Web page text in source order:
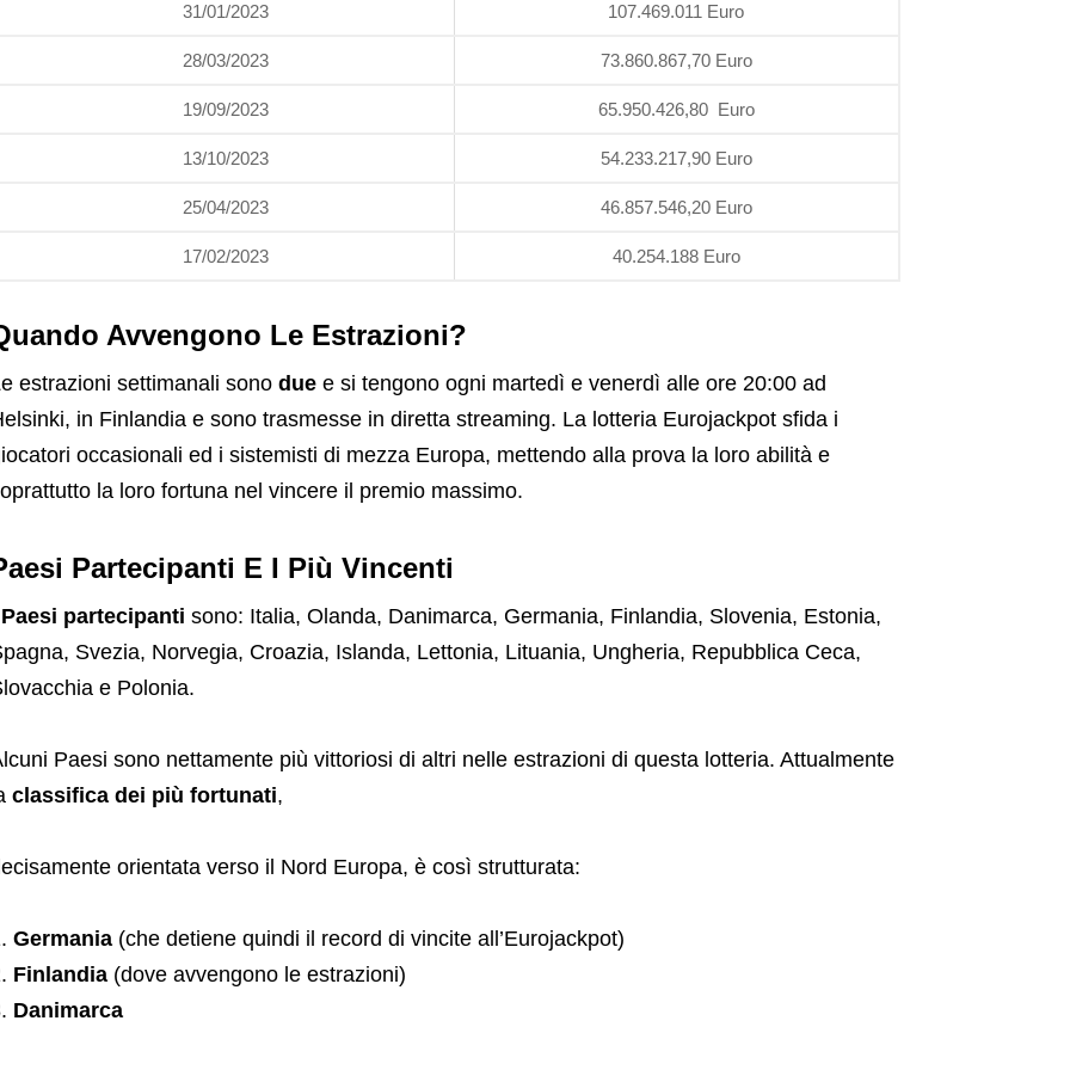
31/01/2023 107.469.011 Euro
28/03/2023 73.860.867,70 Euro
19/09/2023 65.950.426,80 Euro
13/10/2023 54.233.217,90 Euro
25/04/2023 46.857.546,20 Euro
17/02/2023 40.254.188 Euro
Avvengono Le Estrazioni?
estrazioni settimanali sono duee si tengono ogni martedì e venerdì alle ore 20:00 ad
in Finlandia e sono trasmesse in diretta streaming. La lotteria Eurojackpot sfida i
occasionali ed i sistemisti di mezza Europa, mettendo alla prova la loro abilità e
la loro fortuna nel vincere il premio massimo.
Partecipanti E I Più Vincenti
Paesi partecipanti sono: Italia, Olanda, Danimarca, Germania, Finlandia, Slovenia, Estonia,
Svezia, Norvegia, Croazia, Islanda, Lettonia, Lituania, Ungheria, Repubblica Ceca,
e Polonia.
Paesi sono nettamente più vittoriosi di altri nelle estrazioni di questa lotteria. Attualmente
classifica dei più fortunati,
orientata verso il Nord Europa, è così strutturata:
Germania (che detiene quindi il record di vincite all’Eurojackpot)
Finlandia (dove avvengono le estrazioni)
Danimarca